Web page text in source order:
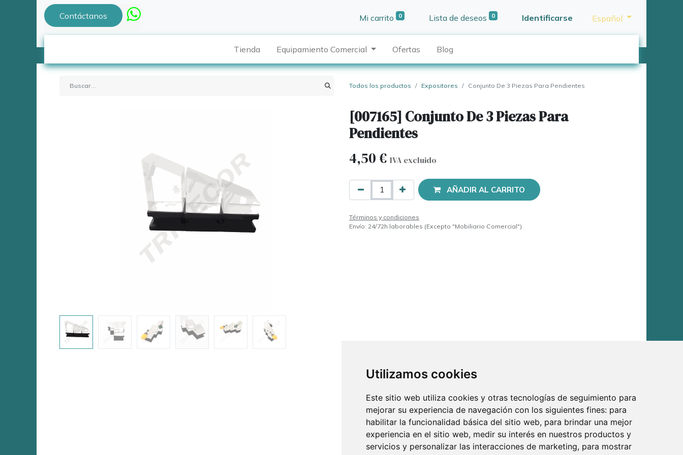
Utilizamos cookies
Este sitio web utiliza cookies y otras tecnologías de seguimiento para
mejorar su experiencia de navegación con los siguientes fines: para
habilitar la funcionalidad básica del sitio web, para brindar una mejor
experiencia en el sitio web, medir su interés en nuestros productos y
servicios y personalizar las interacciones de marketing, para mostrar
Contáctanos Mi carrito 0 Lista de deseos 0 Identificarse Español
Tienda Equipamiento Comercial Ofertas Blog
Todos los productos Expositores Conjunto De 3 Piezas Para Pendientes
[007165] Conjunto De 3 Piezas Para
Pendientes
4,50€ IVA excluido
AÑADIR AL CARRITO
Términos y condiciones
Envío: 24/72h laborables (Excepto "Mobiliario Comercial")